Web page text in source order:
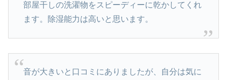
部屋干しの洗濯物をスピーディーに乾かしてくれ
ます。除湿能力は高いと思います。
音が大きいと口コミにありましたが、自分は気に